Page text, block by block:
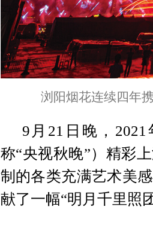
浏阳烟花连续四年
9月21日晚，
称“央视秋晚”）精彩
制的各类充满艺术美
献了一幅“明月千里照